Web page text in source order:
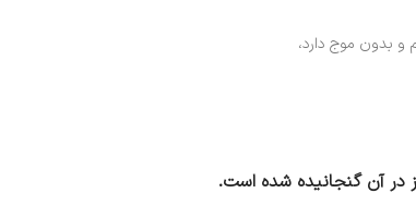
و بدون موج دارد،
در آن گنجانیده شده است.